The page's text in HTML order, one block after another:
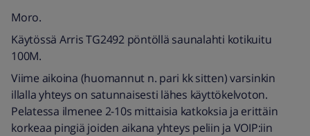
Moro.
Käytössä Arris TG2492 pöntöllä saunalahti kotikuitu
100M.
Viime aikoina (huomannut n. pari kk sitten) varsinkin
illalla yhteys on satunnaisesti lähes käyttökelvoton.
Pelatessa ilmenee 2-10s mittaisia katkoksia ja erittäin
korkeaa pingiä joiden aikana yhteys peliin ja VOIP:iin